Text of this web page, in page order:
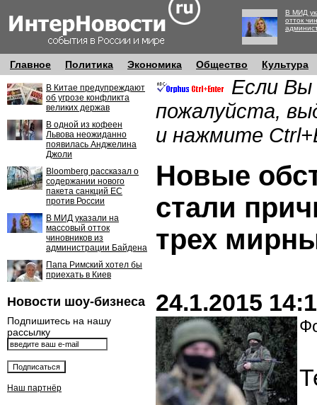
В МИД
отток
Главное Политика Экономика Общество Культура
В Китае предупреждают
об угрозе конфликта
великих держав
В одной из кофеен
Львова неожиданно
появилась Анджелина
Джоли
Bloomberg рассказал о
содержании нового
пакета санкций ЕС
против России
В МИД указали на
массовый отток
чиновников из
администрации Байдена
Папа Римский хотел бы
приехать в Киев
Новости шоу-бизнеса
Подпишитесь на нашу
рассылку
Наш партнёр
Если Вы
пожалуйста,
и нажмите
Новые
стали
трех
24.1.2015